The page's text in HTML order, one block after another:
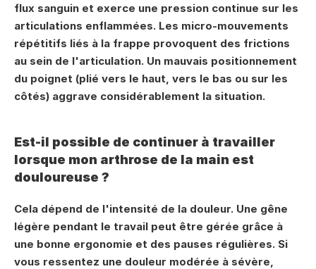
flux sanguin et exerce une pression continue sur les
articulations enflammées. Les micro-mouvements
répétitifs liés à la frappe provoquent des frictions
au sein de l'articulation. Un mauvais positionnement
du poignet (plié vers le haut, vers le bas ou sur les
côtés) aggrave considérablement la situation.
Est-il possible de continuer à travailler
lorsque mon arthrose de la main est
douloureuse ?
Cela dépend de l'intensité de la douleur. Une gêne
légère pendant le travail peut être gérée grâce à
une bonne ergonomie et des pauses régulières. Si
vous ressentez une douleur modérée à sévère,